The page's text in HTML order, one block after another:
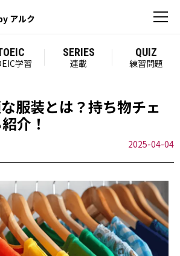
アルク
学習
SERIES
連載
QUIZ
練習問題
服装とは？持ち物チェ
介！
2025-04-04